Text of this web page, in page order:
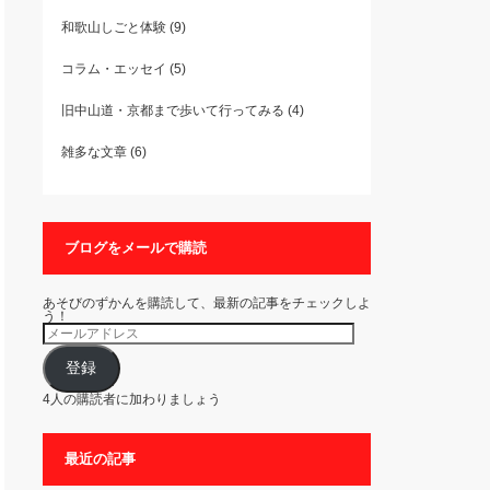
和歌山しごと体験(9)
コラム・エッセイ (5)
旧中山道・京都まで歩いて行ってみる (4)
雑多な文章(6)
ブログをメールで購読
あそびのずかんを購読して、最新の記事をチェックしよ
う！
メ
ー
ル
ア
ド
レ
ス
登録
4人の購読者に加わりましょう
最近の記事